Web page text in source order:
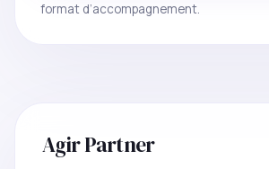
format d’accompagnement.
Agir Partner